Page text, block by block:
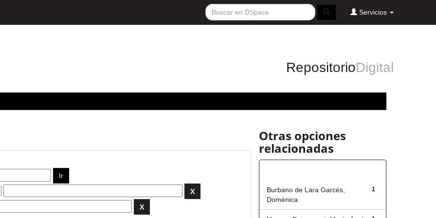
Servicios
RepositorioDigital
Otras opciones
relacionadas
1
Burbano de Lara Garcés,
Doménica